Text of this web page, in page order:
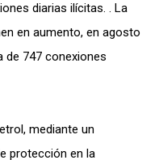
diarias ilícitas. . La
en aumento, en agosto
de 747 conexiones
mediante un
protección en la